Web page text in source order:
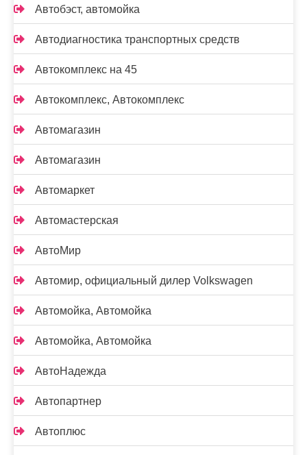
Автобэст, автомойка
Автодиагностика транспортных средств
Автокомплекс на 45
Автокомплекс, Автокомплекс
Автомагазин
Автомагазин
Автомаркет
Автомастерская
АвтоМир
Автомир, официальный дилер Volkswagen
Автомойка, Автомойка
Автомойка, Автомойка
АвтоНадежда
Автопартнер
Автоплюс